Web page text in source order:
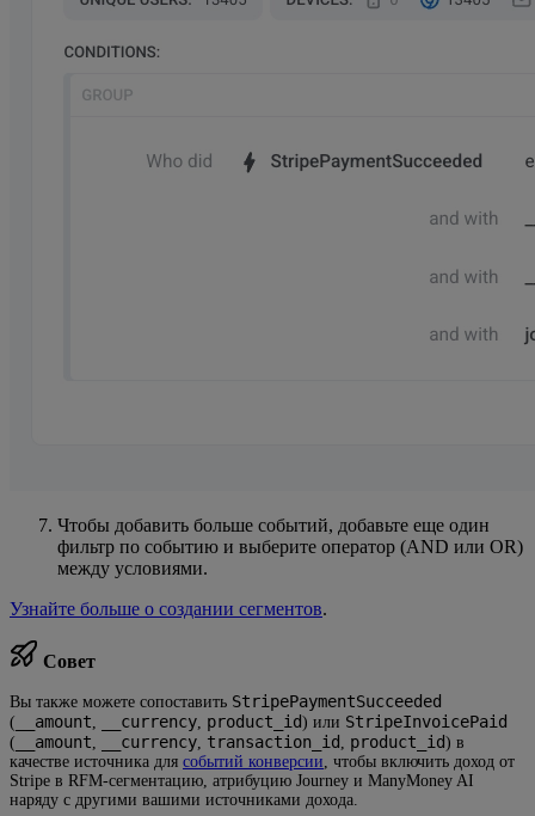
Чтобы добавить больше событий, добавьте еще один
фильтр по событию и выберите оператор (AND или OR)
между условиями.
Узнайте больше о создании сегментов.
Совет
Вы также можете сопоставить StripePaymentSucceeded
( __amount __currency product_id) или StripeInvoicePaid
( __amount __currency transaction_id product_id) в
качестве источника для событий конверсии , чтобы включить доход от
Stripe в RFM-сегментацию, атрибуцию Journey и ManyMoney AI
наряду с другими вашими источниками дохода.